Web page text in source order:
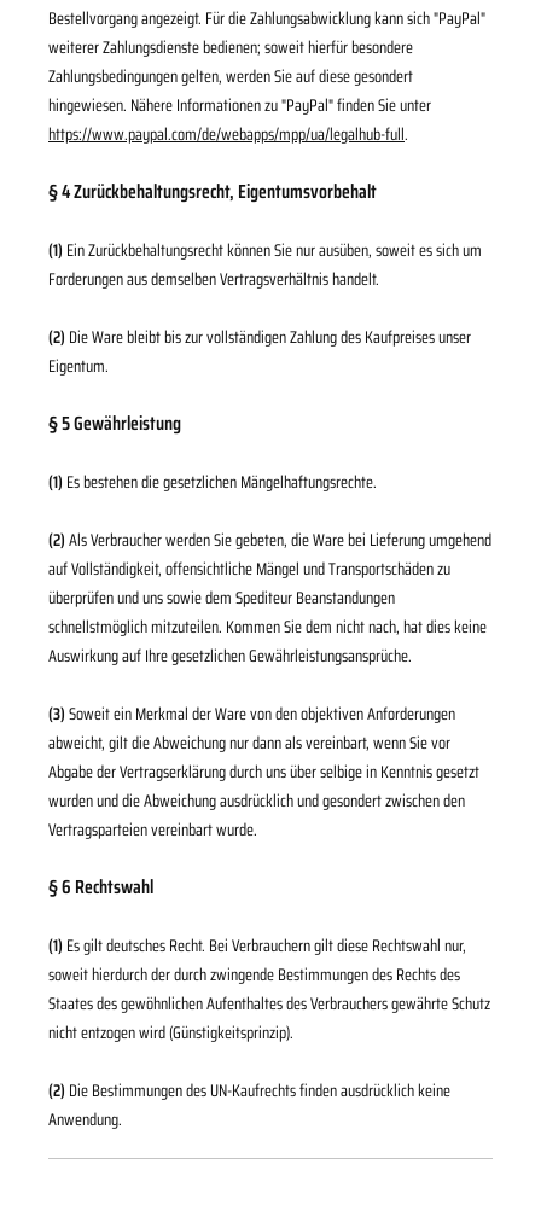
Bestellvorgang angezeigt. Für die Zahlungsabwicklung kann sich "PayPal"
weiterer Zahlungsdienste bedienen; soweit hierfür besondere
Zahlungsbedingungen gelten, werden Sie auf diese gesondert
hingewiesen. Nähere Informationen zu "PayPal" finden Sie unter
https://www.paypal.com/de/webapps/mpp/ua/legalhub-full.
§ 4 Zurückbehaltungsrecht, Eigentumsvorbehalt
(1) Ein Zurückbehaltungsrecht können Sie nur ausüben, soweit es sich um
Forderungen aus demselben Vertragsverhältnis handelt.
(2) Die Ware bleibt bis zur vollständigen Zahlung des Kaufpreises unser
Eigentum.
§ 5 Gewährleistung
(1) Es bestehen die gesetzlichen Mängelhaftungsrechte.
(2)Als Verbraucher werden Sie gebeten, die Ware bei Lieferung umgehend
auf Vollständigkeit, offensichtliche Mängel und Transportschäden zu
überprüfen und uns sowie dem Spediteur Beanstandungen
schnellstmöglich mitzuteilen. Kommen Sie dem nicht nach, hat dies keine
Auswirkung auf Ihre gesetzlichen Gewährleistungsansprüche.
(3)Soweit ein Merkmal der Ware von den objektiven Anforderungen
abweicht, gilt die Abweichung nur dann als vereinbart, wenn Sie vor
Abgabe der Vertragserklärung durch uns über selbige in Kenntnis gesetzt
wurden und die Abweichung ausdrücklich und gesondert zwischen den
Vertragsparteien vereinbart wurde.
§ 6 Rechtswahl
(1) Es gilt deutsches Recht. Bei Verbrauchern gilt diese Rechtswahl nur,
soweit hierdurch der durch zwingende Bestimmungen des Rechts des
Staates des gewöhnlichen Aufenthaltes des Verbrauchers gewährte Schutz
nicht entzogen wird (Günstigkeitsprinzip).
(2) Die Bestimmungen des UN-Kaufrechts finden ausdrücklich keine
Anwendung.